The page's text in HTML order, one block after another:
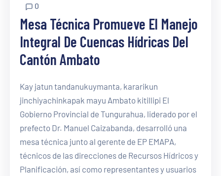
0
Mesa Técnica Promueve El Manejo
Integral De Cuencas Hídricas Del
Cantón Ambato
Kay jatun tandanukuymanta, kararikun
jinchiyachinkapak mayu Ambato kitillipi El
Gobierno Provincial de Tungurahua, liderado por el
prefecto Dr. Manuel Caizabanda, desarrolló una
mesa técnica junto al gerente de EP EMAPA,
técnicos de las direcciones de Recursos Hídricos y
Planificación, así como representantes y usuarios